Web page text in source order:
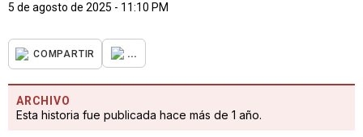
5 de agosto de 2025 - 11:10 PM
COMPARTIR ...
ARCHIVO
Esta historia fue publicada hace más de 1 año.